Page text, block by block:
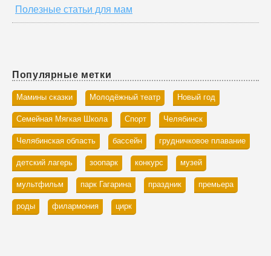
Полезные статьи для мам
Популярные метки
Мамины сказки Молодёжный театр Новый год
Семейная Мягкая Школа Спорт Челябинск
Челябинская область бассейн грудничковое плавание
детский лагерь зоопарк конкурс музей
мультфильм парк Гагарина праздник премьера
роды филармония цирк